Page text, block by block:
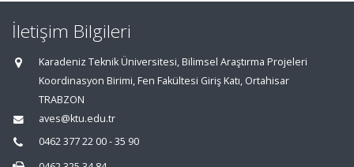
İletişim Bilgileri
Karadeniz Teknik Üniversitesi, Bilimsel Araştırma Projeleri
Koordinasyon Birimi, Fen Fakültesi Giriş Katı, Ortahisar
TRABZON
aves@ktu.edu.tr
0462 377 22 00 - 35 90